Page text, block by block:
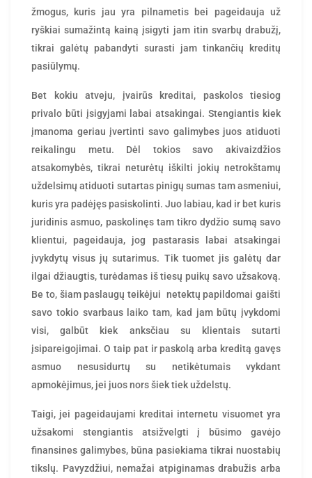
žmogus, kuris jau yra pilnametis bei pageidauja už
ryškiai sumažintą kainą įsigyti jam itin svarbų drabužį,
tikrai galėtų pabandyti surasti jam tinkančių kreditų
pasiūlymų.
Bet kokiu atveju, įvairūs kreditai, paskolos tiesiog
privalo būti įsigyjami labai atsakingai. Stengiantis kiek
įmanoma geriau įvertinti savo galimybes juos atiduoti
reikalingu metu. Dėl tokios savo akivaizdžios
atsakomybės, tikrai neturėtų iškilti jokių netrokštamų
uždelsimų atiduoti sutartas pinigų sumas tam asmeniui,
kuris yra padėjęs pasiskolinti. Juo labiau, kad ir bet kuris
juridinis asmuo, paskolinęs tam tikro dydžio sumą savo
klientui, pageidauja, jog pastarasis labai atsakingai
įvykdytų visus jų sutarimus. Tik tuomet jis galėtų dar
ilgai džiaugtis, turėdamas iš tiesų puikų savo užsakovą.
Be to, šiam paslaugų teikėjui netektų papildomai gaišti
savo tokio svarbaus laiko tam, kad jam būtų įvykdomi
visi, galbūt kiek anksčiau su klientais sutarti
įsipareigojimai. O taip pat ir paskolą arba kreditą gavęs
asmuo nesusidurtų su netikėtumais vykdant
apmokėjimus, jei juos nors šiek tiek uždelstų.
Taigi, jei pageidaujami kreditai internetu visuomet yra
užsakomi stengiantis atsižvelgti į būsimo gavėjo
finansines galimybes, būna pasiekiama tikrai nuostabių
tikslų. Pavyzdžiui, nemažai atpiginamas drabužis arba